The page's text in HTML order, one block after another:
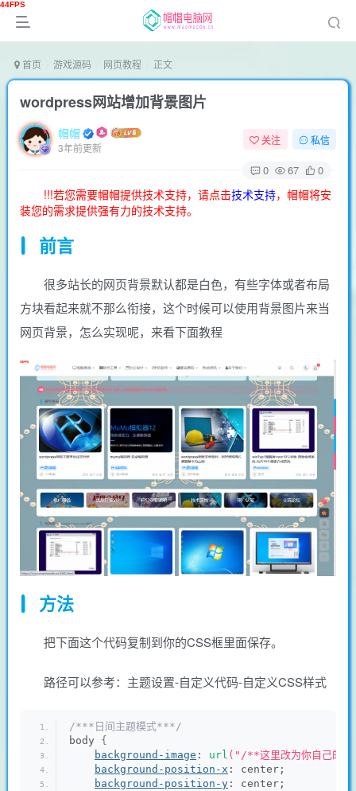
首页 游戏源码 网页教程 正文
wordpress网站增加背景图片
帽帽
3年前更新
关注 私信
0 67 0
!!!若您需要帽帽提供技术支持，请点击技术支持，帽帽将安
装您的需求提供强有力的技术支持。
前言
很多站长的网页背景默认都是白色，有些字体或者布局
方块看起来就不那么衔接，这个时候可以使用背景图片来当
网页背景，怎么实现呢，来看下面教程
方法
把下面这个代码复制到你的CSS框里面保存。
路径可以参考：主题设置-自定义代码-自定义CSS样式
/***日间主题模式***/
body {
background-image : url ("/**这里改为你自己的
background-position-x : center;
background-position-y : center;